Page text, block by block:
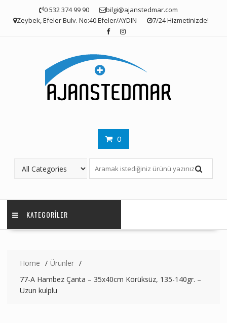
0 532 374 99 90
bilgi@ajanstedmar.com
Zeybek, Efeler Bulv. No:40 Efeler/AYDIN
7/24 Hizmetinizde!
0
KATEGORILER
Home
Ürünler
77-A Hambez Çanta – 35x40cm Körüksüz, 135-140gr. –
Uzun kulplu